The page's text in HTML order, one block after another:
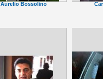
Aurelio Bossolino